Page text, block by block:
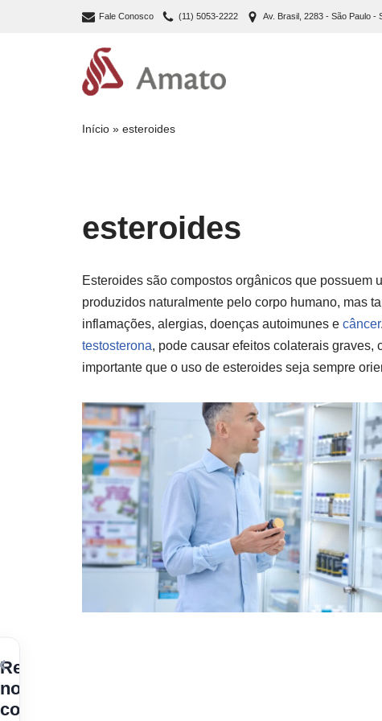
Fale Conosco (11) 5053-2222 Av. Brasil, 2283 - São Paulo -
Início » esteroides
esteroides
Esteroides são compostos orgânicos que
produzidos naturalmente pelo corpo humano, mas
inflamações, alergias, doenças autoimunes e câncer
testosterona, pode causar efeitos colaterais graves,
importante que o uso de esteroides seja sempre
Receba
nossos
conteúdos